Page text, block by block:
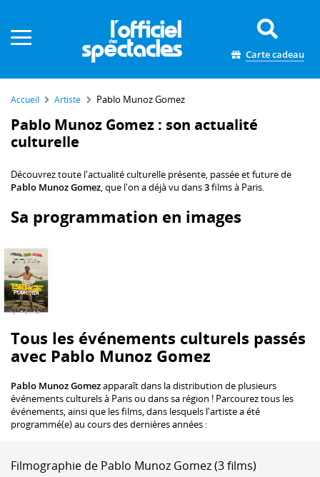
Carte cadeau
Accueil Artiste Pablo Munoz Gomez
Pablo Munoz Gomez : son actualité
culturelle
Découvrez toute l'actualité culturelle présente, passée et future de
Pablo Munoz Gomez, que l'on a déjà vu dans3films à Paris.
Sa programmation en images
Tous les événements culturels passés
avec Pablo Munoz Gomez
Pablo Munoz Gomezapparaît dans la distribution de plusieurs
événements culturels à Paris ou dans sa région ! Parcourez tous les
événements, ainsi que les films, dans lesquels l'artiste a été
programmé(e) au cours des dernières années :
Filmographie de Pablo Munoz Gomez (3 films)